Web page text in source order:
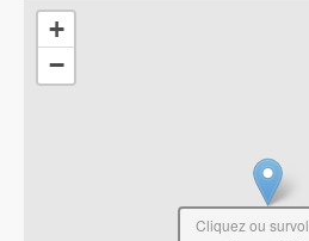
+
−
Cliquez ou